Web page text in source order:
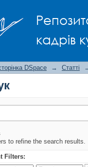
кадрів
DSpace → Статті
to refine the search results.
Filters: